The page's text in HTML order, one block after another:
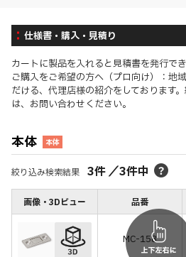
仕様書・購入・見積り
カートに製品を入れると見積書を発行でき
ご購入をご希望の方へ（プロ向け）：地
だける、代理店様の紹介をしております
は、お問い合わせください。
本体 本体
絞り込み検索結果 3件／3件中
画像・3Dビュー 品番
MC-158